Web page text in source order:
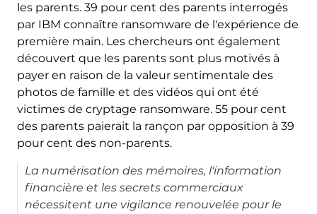
les parents. 39 pour cent des parents interrogés
par IBM connaître ransomware de l'expérience de
première main. Les chercheurs ont également
découvert que les parents sont plus motivés à
payer en raison de la valeur sentimentale des
photos de famille et des vidéos qui ont été
victimes de cryptage ransomware. 55 pour cent
des parents paierait la rançon par opposition à 39
pour cent des non-parents.
La numérisation des mémoires, l'information
financière et les secrets commerciaux
nécessitent une vigilance renouvelée pour le